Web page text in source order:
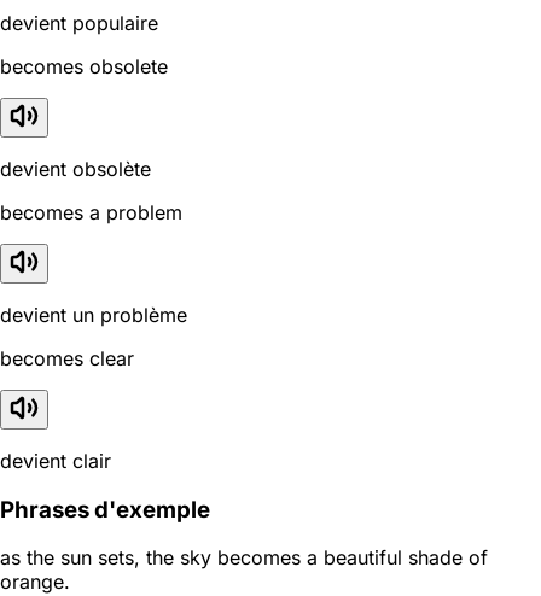
devient populaire
becomes obsolete
devient obsolète
becomes a problem
devient un problème
becomes clear
devient clair
Phrases d'exemple
as the sun sets, the sky becomes a beautiful shade of
orange.